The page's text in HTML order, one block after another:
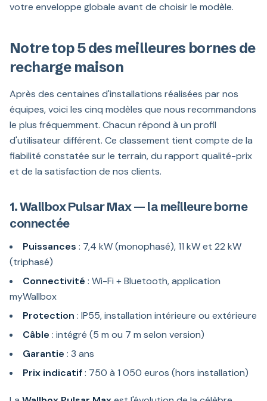
votre enveloppe globale avant de choisir le modèle.
Notre top 5 des meilleures bornes de
recharge maison
Après des centaines d'installations réalisées par nos
équipes, voici les cinq modèles que nous recommandons
le plus fréquemment. Chacun répond à un profil
d'utilisateur différent. Ce classement tient compte de la
fiabilité constatée sur le terrain, du rapport qualité-prix
et de la satisfaction de nos clients.
1. Wallbox Pulsar Max — la meilleure borne
connectée
Puissances : 7,4 kW (monophasé), 11 kW et 22 kW
(triphasé)
Connectivité : Wi-Fi + Bluetooth, application
myWallbox
Protection : IP55, installation intérieure ou extérieure
Câble : intégré (5 m ou 7 m selon version)
Garantie : 3 ans
Prix indicatif: 750 à 1 050 euros (hors installation)